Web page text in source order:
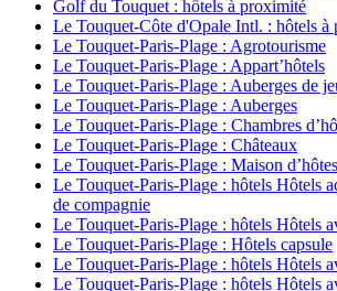
Golf du Touquet : hôtels à proximité
Le Touquet-Côte d'Opale Intl. : hôtels à
Le Touquet-Paris-Plage : Agrotourisme
Le Touquet-Paris-Plage : Appart’hôtels
Le Touquet-Paris-Plage : Auberges de
Le Touquet-Paris-Plage : Auberges
Le Touquet-Paris-Plage : Chambres
Le Touquet-Paris-Plage : Châteaux
Le Touquet-Paris-Plage : Maison d’hôtes
Le Touquet-Paris-Plage : hôtels Hôtels
de compagnie
Le Touquet-Paris-Plage : hôtels Hôtels
Le Touquet-Paris-Plage : Hôtels capsule
Le Touquet-Paris-Plage : hôtels Hôtels
Le Touquet-Paris-Plage : hôtels Hôtels